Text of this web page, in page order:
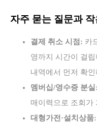
자주 묻는 질문과 작
결제 취소 시점: 카
영까지 시간이 걸
내역에서 먼저 확
멤버십/영수증 분실:
매이력으로 조회가
대형가전·설치상품: